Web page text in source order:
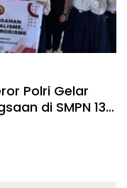
Polri Gelar
di SMPN 13